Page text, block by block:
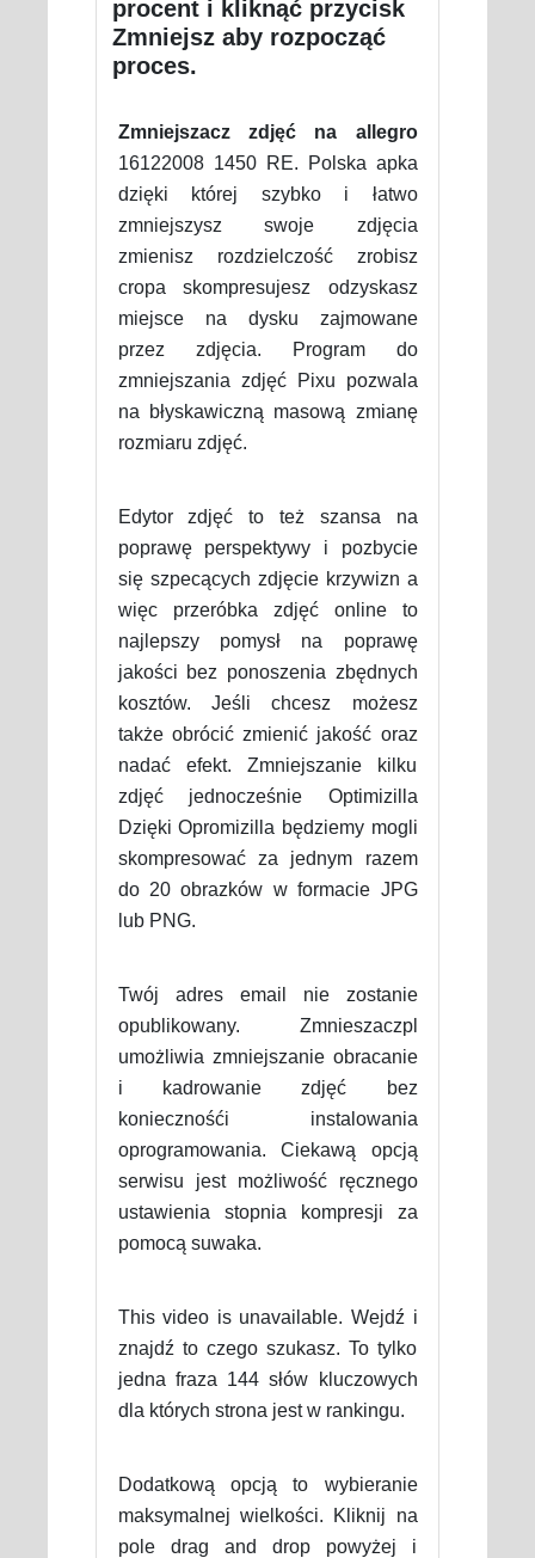
procent i kliknąć przycisk
Zmniejsz aby rozpocząć
proces.
Zmniejszacz zdjęć na allegro
16122008 1450 RE. Polska apka
dzięki której szybko i łatwo
zmniejszysz swoje zdjęcia
zmienisz rozdzielczość zrobisz
cropa skompresujesz odzyskasz
miejsce na dysku zajmowane
przez zdjęcia. Program do
zmniejszania zdjęć Pixu pozwala
na błyskawiczną masową zmianę
rozmiaru zdjęć.
Edytor zdjęć to też szansa na
poprawę perspektywy i pozbycie
się szpecących zdjęcie krzywizn a
więc przeróbka zdjęć online to
najlepszy pomysł na poprawę
jakości bez ponoszenia zbędnych
kosztów. Jeśli chcesz możesz
także obrócić zmienić jakość oraz
nadać efekt. Zmniejszanie kilku
zdjęć jednocześnie Optimizilla
Dzięki Opromizilla będziemy mogli
skompresować za jednym razem
do 20 obrazków w formacie JPG
lub PNG.
Twój adres email nie zostanie
opublikowany. Zmnieszaczpl
umożliwia zmniejszanie obracanie
i kadrowanie zdjęć bez
koniecznośći instalowania
oprogramowania. Ciekawą opcją
serwisu jest możliwość ręcznego
ustawienia stopnia kompresji za
pomocą suwaka.
This video is unavailable. Wejdź i
znajdź to czego szukasz. To tylko
jedna fraza 144 słów kluczowych
dla których strona jest w rankingu.
Dodatkową opcją to wybieranie
maksymalnej wielkości. Kliknij na
pole drag and drop powyżej i